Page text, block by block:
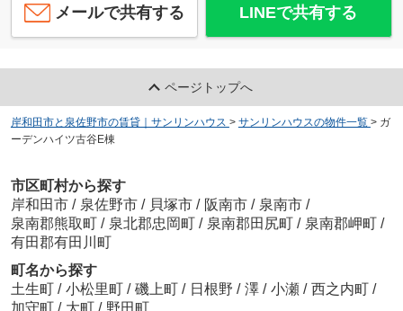
メールで共有する LINEで共有する
ページトップへ
岸和田市と泉佐野市の賃貸｜サンリンハウス > サンリンハウスの物件一覧 > ガ
ーデンハイツ古谷E棟
市区町村から探す
岸和田市 / 泉佐野市 / 貝塚市 / 阪南市 / 泉南市 /
泉南郡熊取町 / 泉北郡忠岡町 / 泉南郡田尻町 / 泉南郡岬町 /
有田郡有田川町
町名から探す
土生町 / 小松里町 / 磯上町 / 日根野 / 澤 / 小瀬 / 西之内町 /
加守町 / 大町 / 野田町